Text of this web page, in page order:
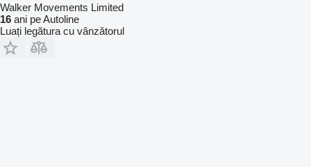
Walker Movements Limited
16 ani pe Autoline
Luați legătura cu vânzătorul